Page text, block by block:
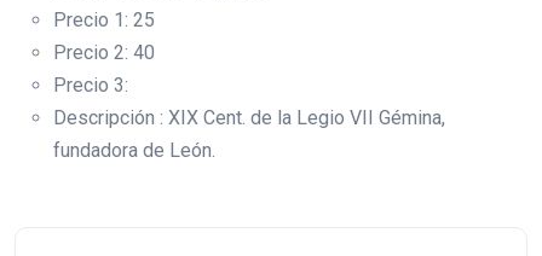
Precio 1: 25
Precio 2: 40
Precio 3:
Descripción : XIX Cent. de la Legio VII Gémina,
fundadora de León.